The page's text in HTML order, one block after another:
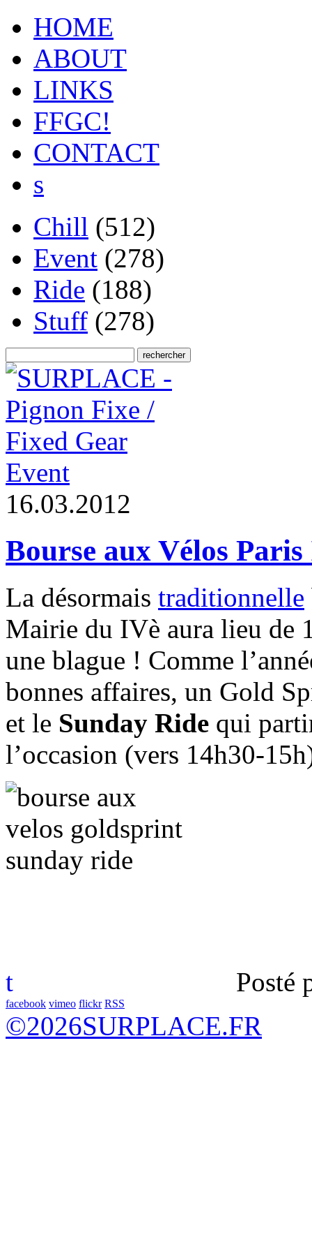
HOME
ABOUT
LINKS
FFGC!
CONTACT
s
Chill (512)
Event (278)
Ride (188)
Stuff (278)
Event
16.03.2012
Bourse aux Vélos
La désormais traditionnelle
Mairie du IVè aura lieu de
une blague ! Comme
bonnes affaires, un Gold
et le Sunday Ride qui
l’occasion (vers 14h30-
t Posté
facebook vimeo flickr RSS
©2026SURPLACE.FR